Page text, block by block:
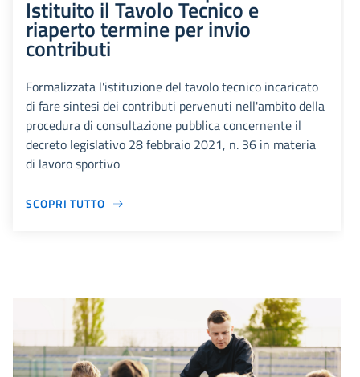
Istituito il Tavolo Tecnico e
riaperto termine per invio
contributi
Formalizzata l'istituzione del tavolo tecnico incaricato
di fare sintesi dei contributi pervenuti nell'ambito della
procedura di consultazione pubblica concernente il
decreto legislativo 28 febbraio 2021, n. 36 in materia
di lavoro sportivo
SCOPRI TUTTO